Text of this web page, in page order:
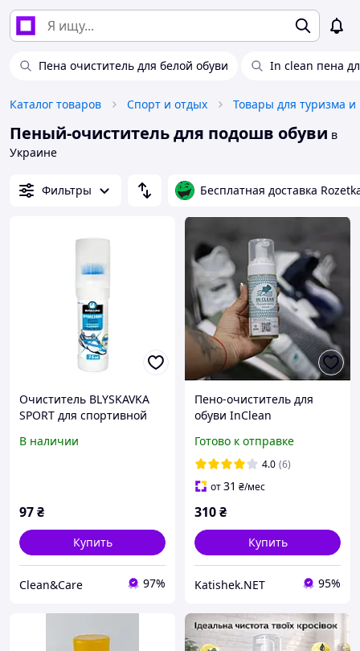
Пена очиститель для белой обуви In clean пена
Каталог товаров Спорт и отдых Товары для туризма
Пеный-очиститель для подошв обуви в
Украине
Фильтры Бесплатная доставка
Очиститель BLYSKAVKA
SPORT для спортивной
В наличии
97₴
Купить
Clean&Care 97%
Пено-очиститель для
обуви InClean
Готово к отправке
4.0 (6)
от31 ₴/мес
310₴
Купить
Katishek.NET 95%